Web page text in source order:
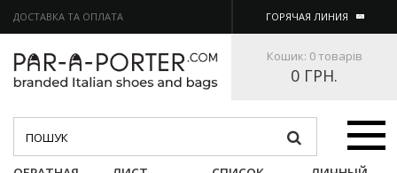
ДОСТАВКА ТА ОПЛАТА ГОРЯЧАЯ ЛИНИЯ
Кошик: 0 товарів
0 ГРН.
Категории